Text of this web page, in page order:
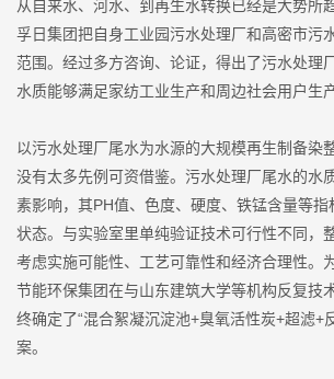
从自来水、河水、到再生水转换已经是大势所趋
孚日集团把自身工业园污水处理厂和高密市污
范围。经过多方咨询、论证，得出了污水处理
水质能够满足家纺工业生产和周边社会用户生
以污水处理厂尾水为水源的大规模再生制备染
没有太多先例可资借鉴。污水处理厂尾水的水
素影响，其PH值、色度、硬度、铁锰含量等
状态。与实验室里单纯验证技术可行性不同，
考虑实施可能性、工艺可靠性和经济合理性。
节能环保集团在与山东建筑大学等机构反复技
终确定了“混合絮凝沉淀池+臭氧活性炭+超滤+
案。